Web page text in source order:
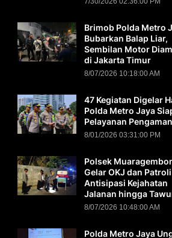
Brimob Polda Metro
Bubarkan Balap Liar,
Sembilan Motor
di Jakarta Timur
8/07/2026 10:18:00 AM
47 Kegiatan Digelar
Polda Metro Jaya
Pelayanan
8/01/2026 03:31:00 PM
Polsek
Gelar OKJ dan
Antisipasi Kejahatan
Jalanan hingga
8/07/2026 10:48:00 AM
Polda Metro Jaya